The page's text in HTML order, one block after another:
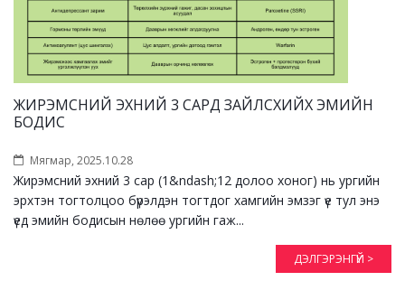
ЖИРЭМСНИЙ ЭХНИЙ 3 САРД ЗАЙЛСХИЙХ ЭМИЙН
БОДИС
Мягмар, 2025.10.28
Жирэмсний эхний 3 сар (1&ndash;12 долоо хоног) нь ургийн
эрхтэн тогтолцоо бүрэлдэн тогтдог хамгийн эмзэг үе тул энэ
үед эмийн бодисын нөлөө ургийн гаж...
ДЭЛГЭРЭНГҮЙ >